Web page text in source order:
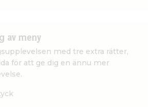
av meny
med tre extra rätter,
för att ge dig en ännu mer